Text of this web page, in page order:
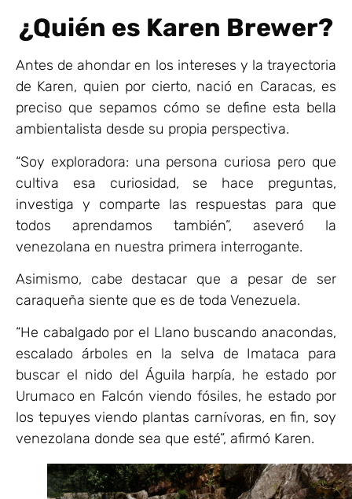
¿Quién es Karen Brewer?
Antes de ahondar en los intereses y la trayectoria
de Karen, quien por cierto, nació en Caracas, es
preciso que sepamos cómo se define esta bella
ambientalista desde su propia perspectiva.
“Soy exploradora: una persona curiosa pero que
cultiva esa curiosidad, se hace preguntas,
investiga y comparte las respuestas para que
todos aprendamos también”, aseveró la
venezolana en nuestra primera interrogante.
Asimismo, cabe destacar que a pesar de ser
caraqueña siente que es de toda Venezuela.
“He cabalgado por el Llano buscando anacondas,
escalado árboles en la selva de Imataca para
buscar el nido del Águila harpía, he estado por
Urumaco en Falcón viendo fósiles, he estado por
los tepuyes viendo plantas carnívoras, en fin, soy
venezolana donde sea que esté”, afirmó Karen.